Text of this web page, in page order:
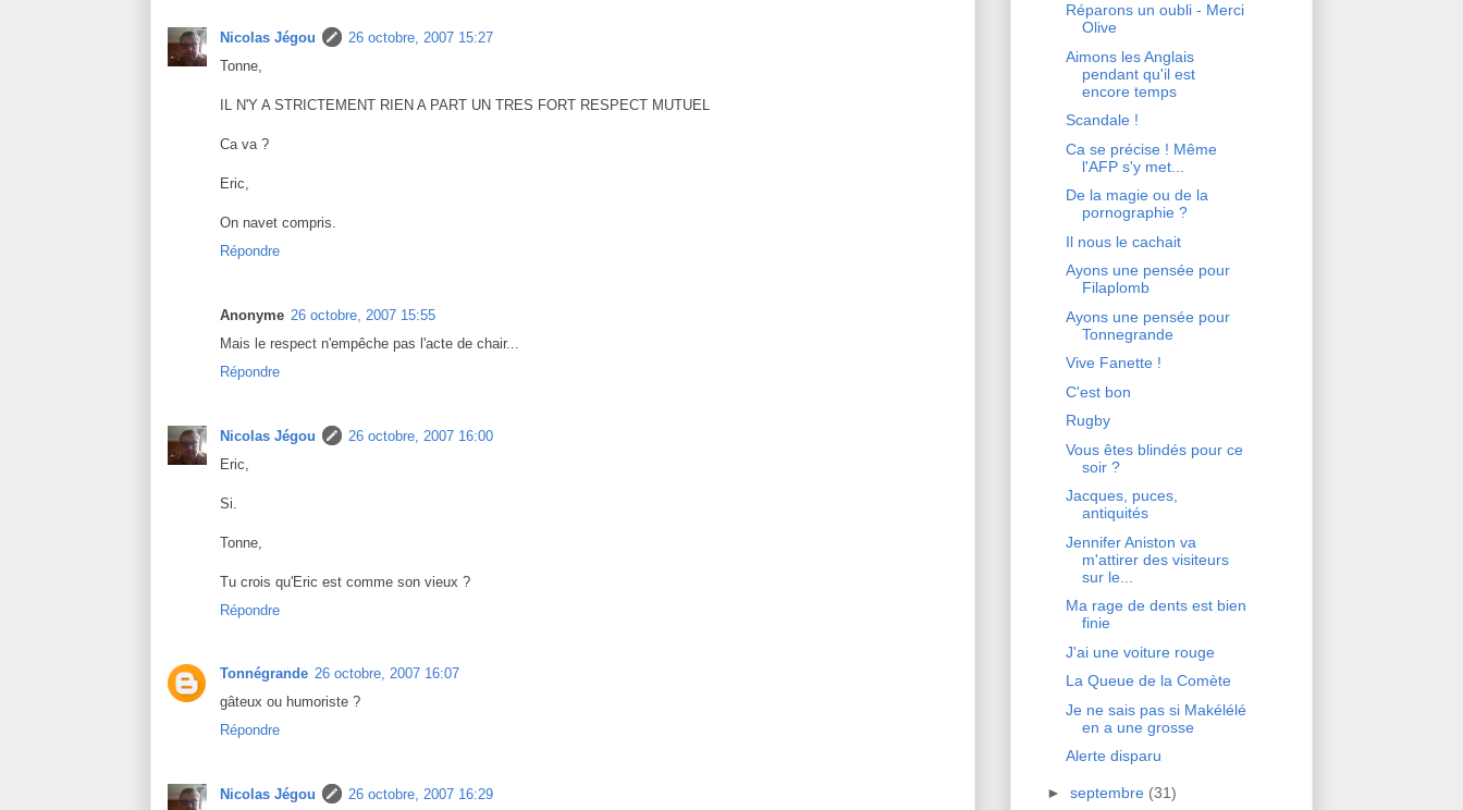
Nicolas Jégou
26 octobre, 2007 15:27
Tonne,
IL N'Y A STRICTEMENT RIEN A PART UN TRES FORT RESPECT MUTUEL
Ca va ?
Eric,
On navet compris.
Répondre
Anonyme 26 octobre, 2007 15:55
Mais le respect n'empêche pas l'acte de chair...
Répondre
Nicolas Jégou
26 octobre, 2007 16:00
Eric,
Si.
Tonne,
Tu crois qu'Eric est comme son vieux ?
Répondre
Tonnégrande 26 octobre, 2007 16:07
gâteux ou humoriste ?
Répondre
Nicolas Jégou 26 octobre, 2007 16:29
Réparons un oubli - Merci
Olive
Aimons les Anglais
pendant qu'il est
encore temps
Scandale !
Ca se précise ! Même
l'AFP s'y met...
De la magie ou de la
pornographie ?
Il nous le cachait
Ayons une pensée pour
Filaplomb
Ayons une pensée pour
Tonnegrande
Vive Fanette !
C'est bon
Rugby
Vous êtes blindés pour ce
soir ?
Jacques, puces,
antiquités
Jennifer Aniston va
m'attirer des visiteurs
sur le...
Ma rage de dents est bien
finie
J'ai une voiture rouge
La Queue de la Comète
Je ne sais pas si Makélélé
en a une grosse
Alerte disparu
► septembre (31)